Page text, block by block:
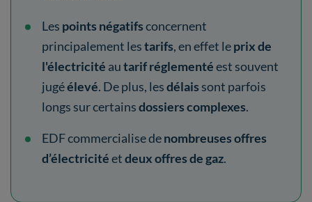
Les points négatifsconcernent
principalement lestarifs, en effet leprix de
l'électricité autarif réglementéest souvent
jugéélevé. De plus, lesdélais sont parfois
longs sur certainsdossiers complexes.
EDF commercialise denombreuses offres
d’électricitéetdeux offres de gaz.